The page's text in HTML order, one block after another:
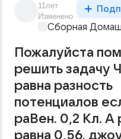
11лет
Изменено
Сборная
Пожалуйста
решить задачу
равна разность
потенциалов
раВен. 0,2 Кл. А
равна 0,56.